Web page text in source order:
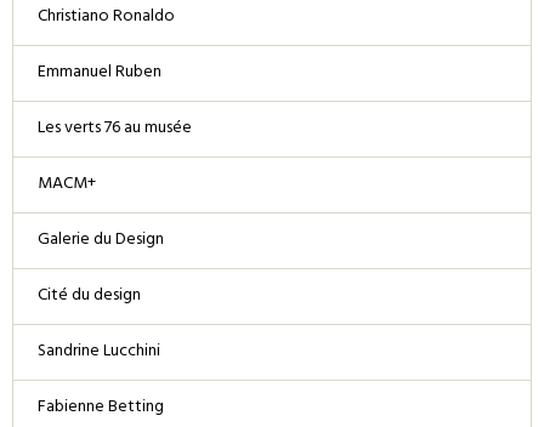
Christiano Ronaldo
Emmanuel Ruben
Les verts 76 au musée
MACM+
Galerie du Design
Cité du design
Sandrine Lucchini
Fabienne Betting